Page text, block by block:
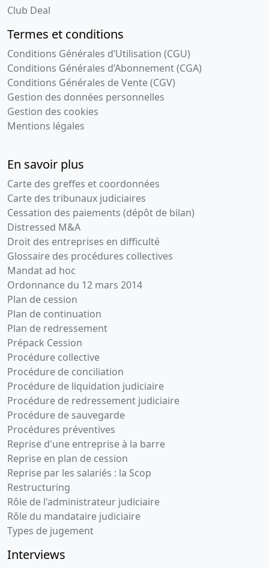
16-12-1993
DU COMMISSAIRE A LA
07-12-1993 Divers
Cession de parts
Club Deal
Termes et conditions
Conditions Générales d’Utilisation (CGU)
Conditions Générales d’Abonnement (CGA)
Conditions Générales de Vente (CGV)
Gestion des données personnelles
Gestion des cookies
Mentions légales
En savoir plus
Carte des greffes et coordonnées
Carte des tribunaux judiciaires
Cessation des paiements (dépôt de bilan)
Distressed M&A
Droit des entreprises en difficulté
Glossaire des procédures collectives
Mandat ad hoc
Ordonnance du 12 mars 2014
Plan de cession
Plan de continuation
Plan de redressement
Prépack Cession
Procédure collective
Procédure de conciliation
Procédure de liquidation judiciaire
Procédure de redressement judiciaire
Procédure de sauvegarde
Procédures préventives
Reprise d'une entreprise à la barre
Reprise en plan de cession
Reprise par les salariés : la Scop
Restructuring
Rôle de l'administrateur judiciaire
Rôle du mandataire judiciaire
Types de jugement
Interviews